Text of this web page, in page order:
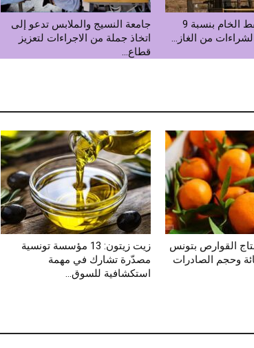
جامعة النسيج والملابس تدعو إلى
اتخاذ جملة من الاجراءات لتعزيز
قطاع...
تراجع انتاج النفط الخام بنسبة 9
من الغاز...
زيت زيتون: 13 مؤسسة تونسية
مصدّرة تشارك في مهمة
استكشافية للسوق...
القوارص بتونس
بالمائة وحجم الصادرات